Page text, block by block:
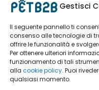
Gestisci
Il seguente pannello ti
consenso alle tecnologie di
offrire le funzionalità e
Per ottenere ulteriori
funzionamento di tali
alla cookie policy. Puoi
qualsiasi momento.